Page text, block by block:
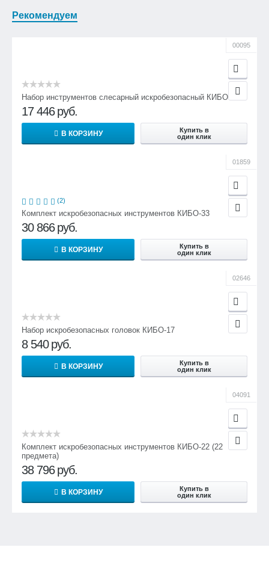
Рекомендуем
00095
Набор инструментов слесарный искробезопасный КИБО-18
17 446 руб.
В КОРЗИНУ
Купить в
один клик
01859
(2)
Комплект искробезопасных инструментов КИБО-33
30 866 руб.
В КОРЗИНУ
Купить в
один клик
02646
Набор искробезопасных головок КИБО-17
8 540 руб.
В КОРЗИНУ
Купить в
один клик
04091
Комплект искробезопасных инструментов КИБО-22 (22
предмета)
38 796 руб.
В КОРЗИНУ
Купить в
один клик